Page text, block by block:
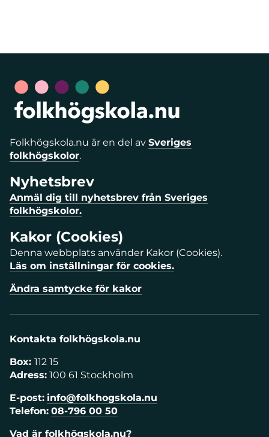
Folkhögskola.nu är en del av Sveriges
folkhögskolor.
Nyhetsbrev
Anmäl dig till nyhetsbrev från Sveriges
folkhögskolor.
Kakor (Cookies)
Denna webbplats använder Kakor (Cookies).
Läs om inställningar för cookies.
Ändra samtycke för kakor
Kontakta folkhögskola.nu
Box: 112 15
Adress: 100 61 Stockholm
E-post: info@folkhogskola.nu
Telefon: 08-796 00 50
Vad är folkhögskola.nu?